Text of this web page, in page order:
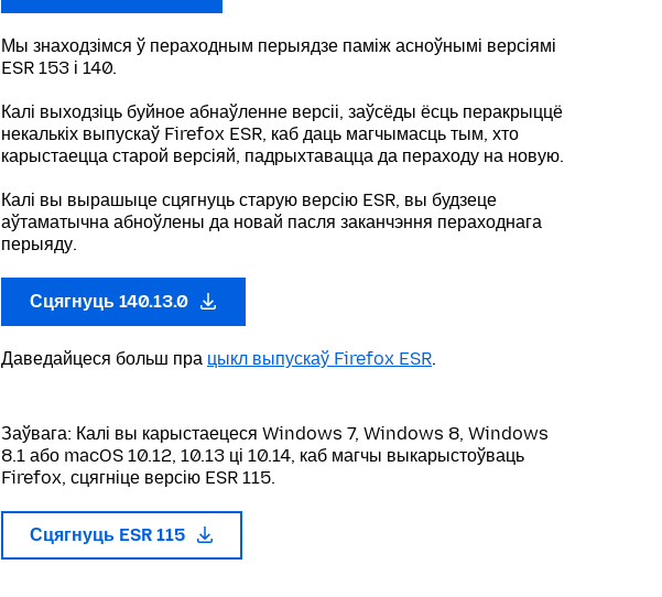
Мы знаходзімся ў пераходным перыядзе паміж асноўнымі версіямі
ESR 153 і 140.
Калі выходзіць буйное абнаўленне версіі, заўсёды ёсць перакрыццё
некалькіх выпускаў Firefox ESR, каб даць магчымасць тым, хто
карыстаецца старой версіяй, падрыхтавацца да пераходу на новую.
Калі вы вырашыце сцягнуць старую версію ESR, вы будзеце
аўтаматычна абноўлены да новай пасля заканчэння пераходнага
перыяду.
Сцягнуць 140.13.0
Даведайцеся больш пра цыкл выпускаў Firefox ESR.
Заўвага: Калі вы карыстаецеся Windows 7, Windows 8, Windows
8.1 або macOS 10.12, 10.13 ці 10.14, каб магчы выкарыстоўваць
Firefox, сцягніце версію ESR 115.
Сцягнуць ESR 115